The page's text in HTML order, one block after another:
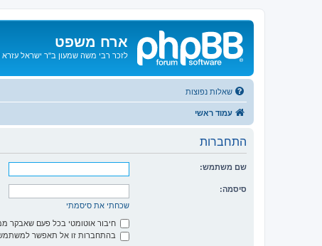
ארח משפט
לזכר רבי משה שמעון ב"ר ישראל עזרא
שאלות נפוצות
עמוד ראשי
התחברות
שם משתמש:
סיסמה:
שכחתי את סיסמתי
חיבור אוטומטי בכל פעם שאבקר
בהתחברות זו אל תאפשר